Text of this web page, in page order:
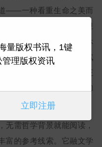
——一种看重生命之美而
明亮而犀利的笔调，捍卫
权利、罢工的权利、退休
的权利。这些并非体制赋
化的激进抵抗，也是真正
的事物”：虽看似无用，却
无需哲学背景就能阅读，
富的参考线索。它融文学
量版权书讯，1键
理版权资讯
立即注册